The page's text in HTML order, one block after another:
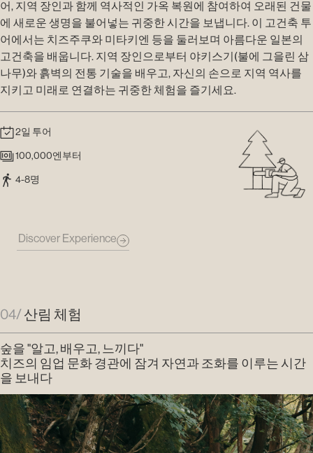
어, 지역 장인과 함께 역사적인 가옥 복원에 참여하여 오래된 건물
에 새로운 생명을 불어넣는 귀중한 시간을 보냅니다. 이 고건축 투
어에서는 치즈주쿠와 미타키엔 등을 둘러보며 아름다운 일본의
고건축을 배웁니다. 지역 장인으로부터 야키스기(불에 그을린 삼
나무)와 흙벽의 전통 기술을 배우고, 자신의 손으로 지역 역사를
지키고 미래로 연결하는 귀중한 체험을 즐기세요.
2일 투어
100,000엔부터
4-8명
Discover Experience
04/산림 체험
숲을 "알고, 배우고, 느끼다"
치즈의 임업 문화 경관에 잠겨 자연과 조화를 이루는 시간
을 보내다